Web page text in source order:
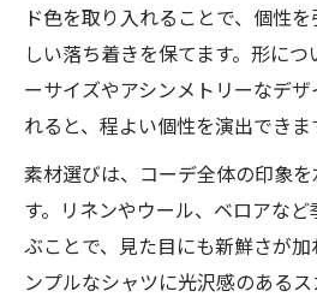
ド色を取り入れることで、個性
しい落ち着きを保てます。形に
ーサイズやアシンメトリーなデ
れると、程よい個性を演出できま
素材選びは、コーデ全体の印象
す。リネンやウール、ベロアな
ぶことで、見た目にも新鮮さが
ンプルなシャツに光沢感のある